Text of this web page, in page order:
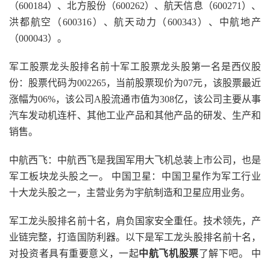
（600184）、北方股份（600262）、航天信息（600271）、
洪都航空（600316）、航天动力（600343）、中航地产
（000043）。
军工股票龙头股排名前十军工股票龙头股第一名是西仪股
份：股票代码为002265，当前股票现价为07元，该股票最近
涨幅为06%，该公司A股流通市值为308亿，该公司主要从事
汽车发动机连杆、其他工业产品和其他产品的研发、生产和
销售。
中航西飞：中航西飞是我国军用大飞机总装上市公司，也是
军工板块龙头股之一。 中国卫星：中国卫星作为军工行业
十大龙头股之一，主营业务为宇航制造和卫星应用业务。
军工龙头股排名前十名，肩负国家安全重任。技术领先，产
业链完整，打造国防利器。以下是军工龙头股排名前十名，
对投资者具有重要意义，一起中航飞机股票了解下吧。 中